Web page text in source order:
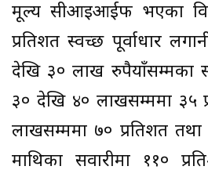
मूल्य सीआइआईफ भएका
प्रतिशत स्वच्छ पूर्वाधार
देखि ३० लाख रुपैयाँसम्मका
३० देखि ४० लाखसम्ममा ३५
लाखसम्ममा ७० प्रतिशत
माथिका सवारीमा ११०